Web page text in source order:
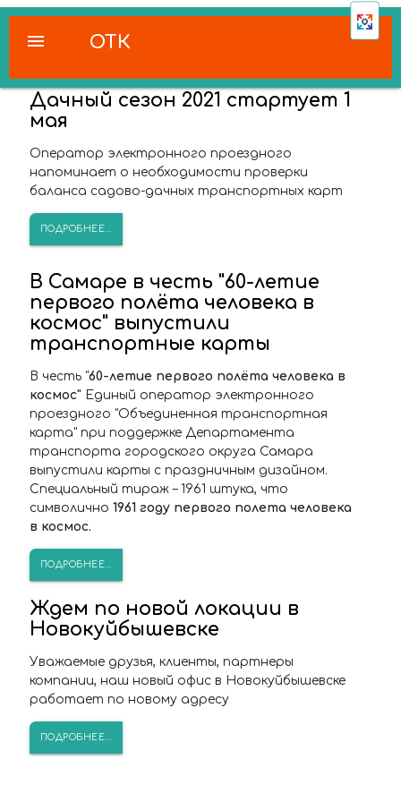
ОТК
menu
Дачный сезон 2021 стартует 1
мая
Оператор электронного проездного
напоминает о необходимости проверки
баланса садово-дачных транспортных карт
ПОДРОБНЕЕ...
В Самаре в честь "60-летие
первого полёта человека в
космос" выпустили
транспортные карты
В честь "60-летие первого полёта человека в
космос" Единый оператор электронного
проездного "Объединенная транспортная
карта" при поддержке Департамента
транспорта городского округа Самара
выпустили карты с праздничным дизайном.
Специальный тираж – 1961 штука, что
символично 1961 году первого полета человека
в космос.
ПОДРОБНЕЕ...
Ждем по новой локации в
Новокуйбышевске
Уважаемые друзья, клиенты, партнеры
компании, наш новый офис в Новокуйбышевске
работает по новому адресу
ПОДРОБНЕЕ...